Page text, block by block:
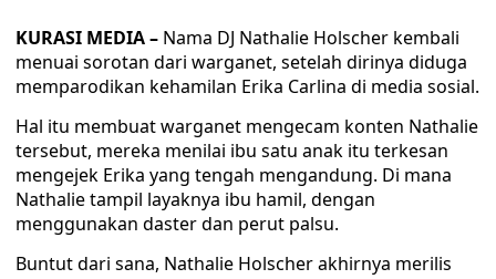
KURASI MEDIA – Nama DJ Nathalie Holscher kembali
menuai sorotan dari warganet, setelah dirinya diduga
memparodikan kehamilan Erika Carlina di media sosial.
Hal itu membuat warganet mengecam konten Nathalie
tersebut, mereka menilai ibu satu anak itu terkesan
mengejek Erika yang tengah mengandung. Di mana
Nathalie tampil layaknya ibu hamil, dengan
menggunakan daster dan perut palsu.
Buntut dari sana, Nathalie Holscher akhirnya merilis